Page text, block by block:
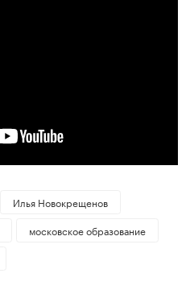
Илья Новокрещенов
московское образование